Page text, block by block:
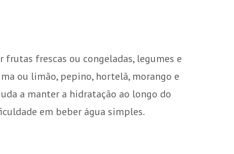
frescas ou congeladas, legumes e
ou limão, pepino, hortelã, morango e
a manter a hidratação ao longo do
em beber água simples.